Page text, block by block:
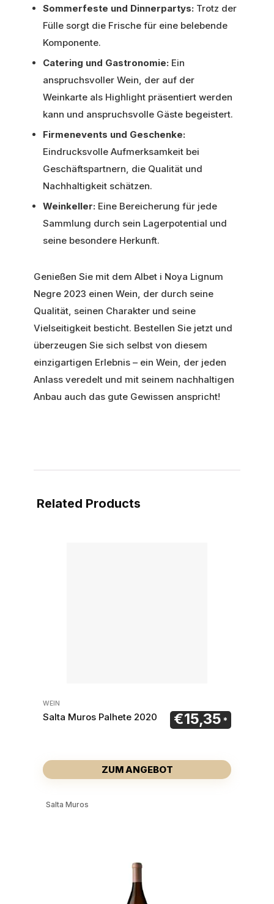
Sommerfeste und Dinnerpartys: Trotz der
Fülle sorgt die Frische für eine belebende
Komponente.
Catering und Gastronomie: Ein
anspruchsvoller Wein, der auf der
Weinkarte als Highlight präsentiert werden
kann und anspruchsvolle Gäste begeistert.
Firmenevents und Geschenke:
Eindrucksvolle Aufmerksamkeit bei
Geschäftspartnern, die Qualität und
Nachhaltigkeit schätzen.
Weinkeller: Eine Bereicherung für jede
Sammlung durch sein Lagerpotential und
seine besondere Herkunft.
Genießen Sie mit dem Albet i Noya Lignum
Negre 2023 einen Wein, der durch seine
Qualität, seinen Charakter und seine
Vielseitigkeit besticht. Bestellen Sie jetzt und
überzeugen Sie sich selbst von diesem
einzigartigen Erlebnis – ein Wein, der jeden
Anlass veredelt und mit seinem nachhaltigen
Anbau auch das gute Gewissen anspricht!
Related Products
WEIN
Salta Muros Palhete 2020 €15,35
ZUM ANGEBOT
Salta Muros